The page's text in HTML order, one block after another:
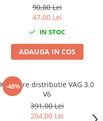
90,00 Lei
47,00 Lei
IN STOC
ADAUGA IN COS
-48%
Kit fixare distributie VAG 3.0
V6
391,00 Lei
204,00 Lei